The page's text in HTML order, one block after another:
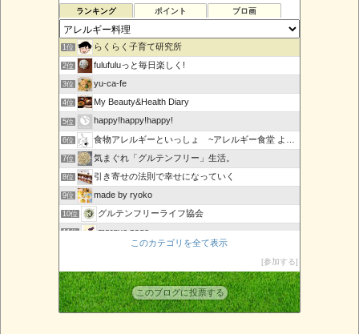
ランキング ポイント ブロ画
1位 らくらく子育て研究所
2位 fulufuluっと毎日楽しく!
3位 yu-ca-fe
4位 My Beauty&Health Diary
5位 happy!happy!happy!
6位 食物アレルギーといっしょ ~アレルギー食堂 よってんべぇ~
7位 気まぐれ「グルテンフリー」生活。
8位 引き寄せの法則で幸せになっていく
9位 made by ryoko
10位 グルテンフリーライフ協会
11位 marque page
URBAN SLOW LIFE〜発酵ワークショップのレシピ〜
14位 アレルギーっ子ママのまねっこごはん
15位 重度食物アレルギーっ子とアレルギー母さんの無添加生活
このカテゴリを全て表示
参加する
このブログに投票する